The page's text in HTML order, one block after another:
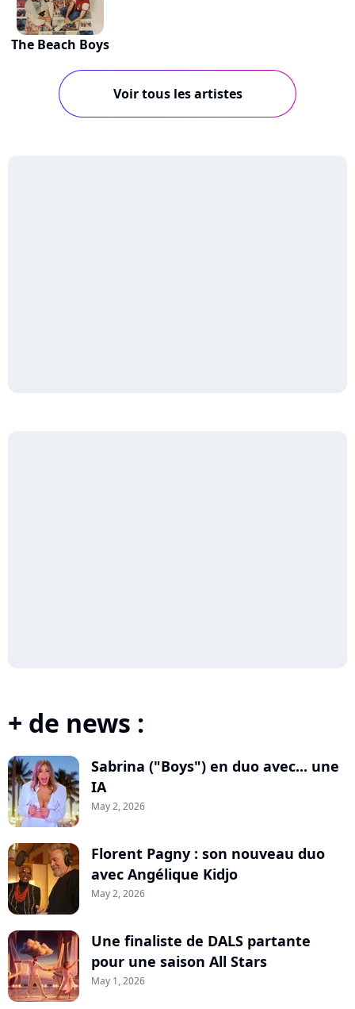
The Beach Boys
Voir tous les artistes
+ de news :
Sabrina ("Boys") en duo avec... une
IA
May 2, 2026
Florent Pagny : son nouveau duo
avec Angélique Kidjo
May 2, 2026
Une finaliste de DALS partante
pour une saison All Stars
May 1, 2026